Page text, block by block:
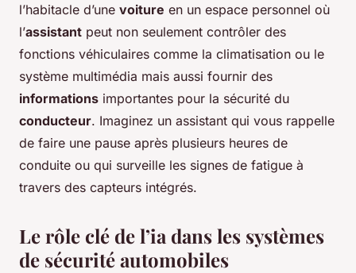
l’habitacle d’une voiture en un espace personnel où
l’assistant peut non seulement contrôler des
fonctions véhiculaires comme la climatisation ou le
système multimédia mais aussi fournir des
informations importantes pour la sécurité du
conducteur. Imaginez un assistant qui vous rappelle
de faire une pause après plusieurs heures de
conduite ou qui surveille les signes de fatigue à
travers des capteurs intégrés.
Le rôle clé de l’ia dans les systèmes
de sécurité automobiles